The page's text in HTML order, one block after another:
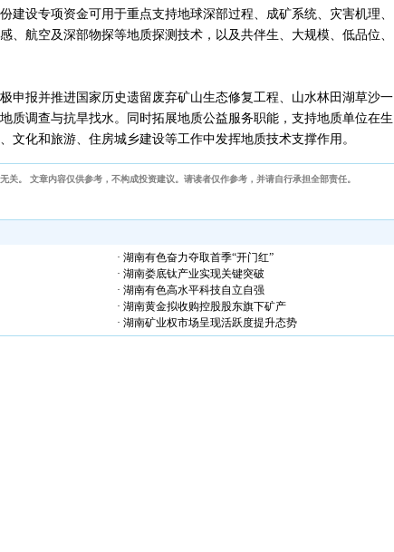
建设专项资金可用于重点支持地球深部过程、成矿系统、灾害机理、
、航空及深部物探等地质探测技术，以及共伴生、大规模、低品位、
申报并推进国家历史遗留废弃矿山生态修复工程、山水林田湖草沙一
质调查与抗旱找水。同时拓展地质公益服务职能，支持地质单位在生
文化和旅游、住房城乡建设等工作中发挥地质技术支撑作用。
关。 文章内容仅供参考，不构成投资建议。请读者仅作参考，并请自行承担全部责任。
· 湖南有色奋力夺取首季“开门红”
· 湖南娄底钛产业实现关键突破
· 湖南有色高水平科技自立自强
· 湖南黄金拟收购控股股东旗下矿产
· 湖南矿业权市场呈现活跃度提升态势